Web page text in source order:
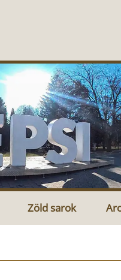
Zöld sarok